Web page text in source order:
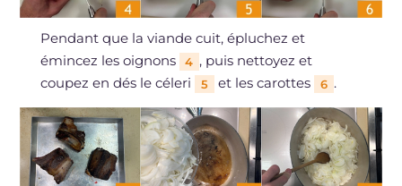
Pendant que la viande cuit, épluchez et
émincez les oignons
4 , puis nettoyez et
coupez en dés le céleri
5 et les carottes 6 .